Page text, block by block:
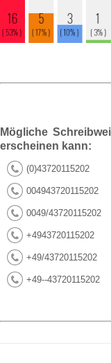
Mögliche
erscheinen kann:
(0)43720115202
004943720115202
0049/43720115202
+4943720115202
+49/43720115202
+49--43720115202